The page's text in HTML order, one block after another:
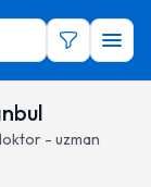
- uzman